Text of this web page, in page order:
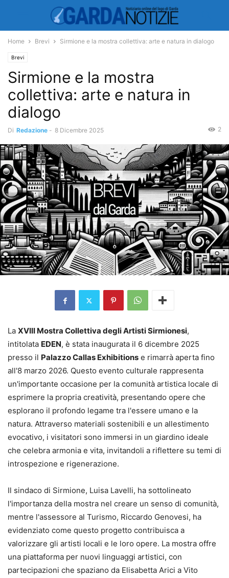
Home Brevi Sirmione e la mostra collettiva: arte e natura in dialogo
Brevi
Sirmione e la mostra
collettiva: arte e natura in
dialogo
Di Redazione - 8 Dicembre 2025 2
La XVIII Mostra Collettiva degli Artisti Sirmionesi,
intitolata EDEN, è stata inaugurata il 6 dicembre 2025
presso il Palazzo Callas Exhibitions e rimarrà aperta fino
all'8 marzo 2026. Questo evento culturale rappresenta
un'importante occasione per la comunità artistica locale di
esprimere la propria creatività, presentando opere che
esplorano il profondo legame tra l'essere umano e la
natura. Attraverso materiali sostenibili e un allestimento
evocativo, i visitatori sono immersi in un giardino ideale
che celebra armonia e vita, invitandoli a riflettere su temi di
introspezione e rigenerazione.
Il sindaco di Sirmione, Luisa Lavelli, ha sottolineato
l'importanza della mostra nel creare un senso di comunità,
mentre l'assessore al Turismo, Riccardo Genovesi, ha
evidenziato come questo progetto contribuisca a
valorizzare gli artisti locali e le loro opere. La mostra offre
una piattaforma per nuovi linguaggi artistici, con
partecipazioni che spaziano da Elisabetta Arici a Vito